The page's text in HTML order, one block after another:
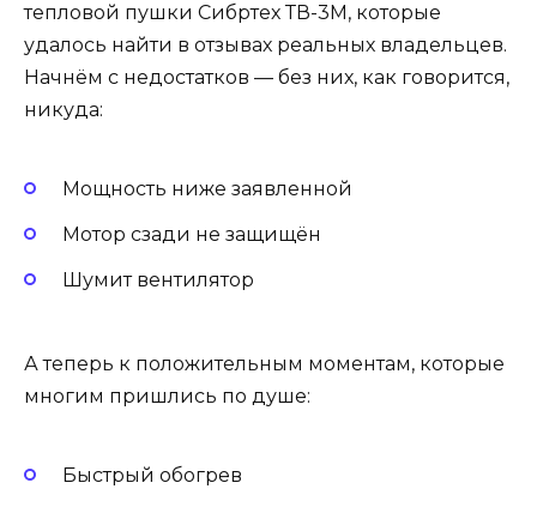
тепловой пушки Сибртех ТВ-3М, которые
удалось найти в отзывах реальных владельцев.
Начнём с недостатков — без них, как говорится,
никуда:
Мощность ниже заявленной
Мотор сзади не защищён
Шумит вентилятор
А теперь к положительным моментам, которые
многим пришлись по душе:
Быстрый обогрев